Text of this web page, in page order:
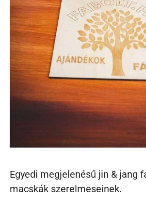
Egyedi megjelenésű jin & jang
macskák szerelmeseinek.